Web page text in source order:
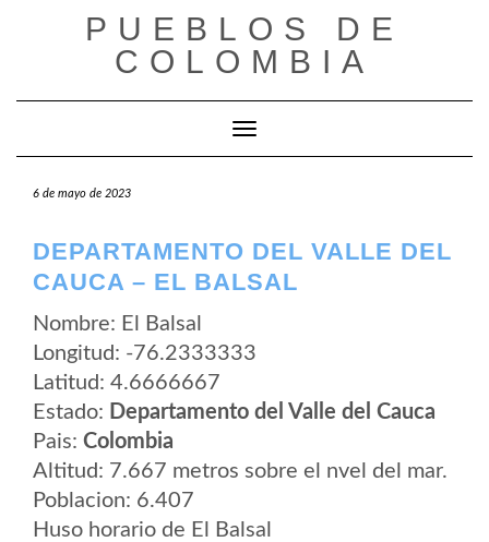
PUEBLOS DE
COLOMBIA
Cambiar modo de navegación
6 de mayo de 2023
DEPARTAMENTO DEL VALLE DEL
CAUCA – EL BALSAL
Nombre: El Balsal
Longitud: -76.2333333
Latitud: 4.6666667
Estado: Departamento del Valle del Cauca
Pais: Colombia
Altitud: 7.667 metros sobre el nvel del mar.
Poblacion: 6.407
Huso horario de El Balsal